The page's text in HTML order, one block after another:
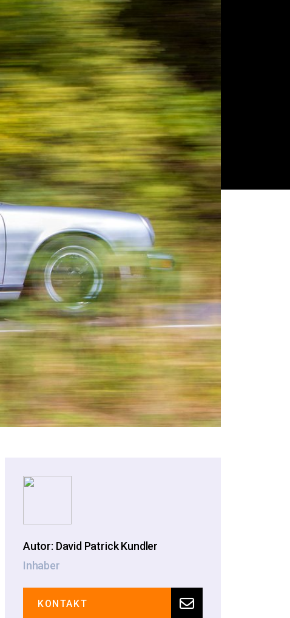
Autor: David Patrick Kundler
Inhaber
KONTAKT